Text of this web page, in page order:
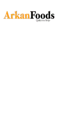
الأصلي